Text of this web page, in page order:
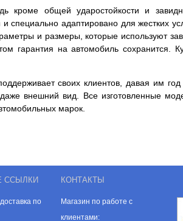
кроме общей ударостойкости и
специально адаптировано для жестких
и размеры, которые используют
гарантия на автомобиль сохранится.
своих клиентов, давая им
внешний вид. Все изготовленные
марок.
ССЫЛКИ
по
КОНТАКТЫ
Магазин по работе с
клиентами: